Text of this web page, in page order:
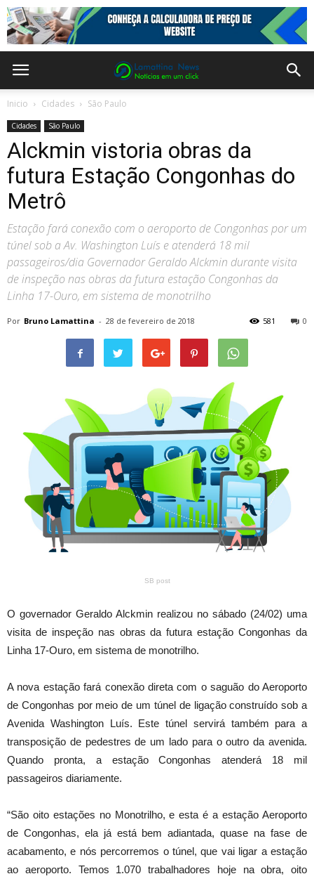
Inicio Cidades São Paulo
Cidades São Paulo
Alckmin vistoria obras da
futura Estação Congonhas do
Metrô
Estação fará conexão com o aeroporto de Congonhas por um
túnel sob a Av. Washington Luís e atenderá 18 mil
passageiros/dia Governador Geraldo Alckmin durante visita
de inspeção nas obras da futura estação Congonhas da
Linha 17-Ouro, em sistema de monotrilho
Por Bruno Lamattina - 28 de fevereiro de 2018 0
581
SB post
O governador Geraldo Alckmin realizou no sábado (24/02) uma
visita de inspeção nas obras da futura estação Congonhas da
Linha 17-Ouro, em sistema de monotrilho.
A nova estação fará conexão direta com o saguão do Aeroporto
de Congonhas por meio de um túnel de ligação construído sob a
Avenida Washington Luís. Este túnel servirá também para a
transposição de pedestres de um lado para o outro da avenida.
Quando pronta, a estação Congonhas atenderá 18 mil
passageiros diariamente.
“São oito estações no Monotrilho, e esta é a estação Aeroporto
de Congonhas, ela já está bem adiantada, quase na fase de
acabamento, e nós percorremos o túnel, que vai ligar a estação
ao aeroporto. Temos 1.070 trabalhadores hoje na obra, oito